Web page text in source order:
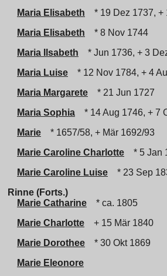
Maria Elisabeth
* 19 Dez 1737, +
Maria Elisabeth
* 8 Nov 1744
Maria Ilsabeth
* Jun 1736, + 3
Maria Luise
* 12 Nov 1784, + 4
Maria Margarete
* 21 Jun 1727
Maria Sophia
* 14 Aug 1746, + 7
Marie
* 1657/58, + Mär 1692/93
Marie Caroline Charlotte
* 5 Jan
Marie Caroline Luise
* 23 Sep
Rinne (Forts.)
Marie Catharine
* ca. 1805
Marie Charlotte
+ 15 Mär 1840
Marie Dorothee
* 30 Okt 1869
Marie Eleonore